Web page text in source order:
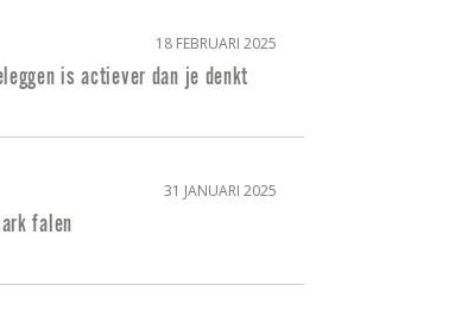
18 FEBRUARI 2025
is actiever dan je denkt
31 JANUARI 2025
falen